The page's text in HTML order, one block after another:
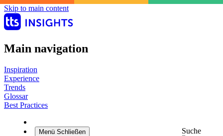
Skip to main content
Main navigation
Inspiration
Experience
Trends
Glossar
Best Practices
Suche
Menü Schließen